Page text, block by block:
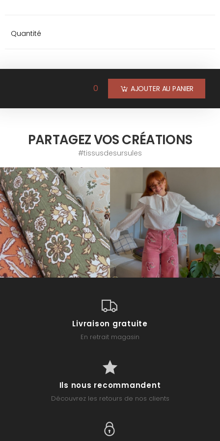
Quantité
0 AJOUTER AU PANIER
PARTAGEZ VOS CRÉATIONS
#tissusdesursules
Livraison gratuite
En retrait magasin
Ils nous recommandent
Découvrez les retours de nos clients